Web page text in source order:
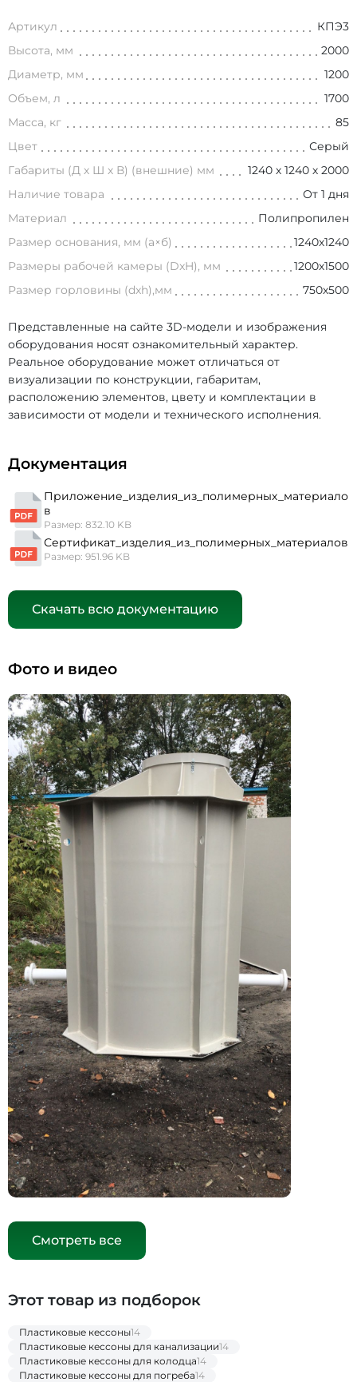
Артикул
КПЭ3
Высота, мм
2000
Диаметр, мм
1200
Объем, л
1700
Масса, кг
85
Цвет
Серый
Габариты (Д х Ш х В) (внешние) мм
1240 х 1240 х 2000
Наличие товара
От 1 дня
Материал
Полипропилен
Размер основания, мм (а×б)
1240х1240
Размеры рабочей камеры (DxH), мм
1200х1500
Размер горловины (dxh),мм
750х500
Представленные на сайте 3D-модели и изображения
оборудования носят ознакомительный характер.
Реальное оборудование может отличаться от
визуализации по конструкции, габаритам,
расположению элементов, цвету и комплектации в
зависимости от модели и технического исполнения.
Документация
Приложение_изделия_из_полимерных_материало
в
Размер: 832.10 KB
Сертификат_изделия_из_полимерных_материалов
Размер: 951.96 KB
Скачать всю документацию
Фото и видео
Смотреть все
Этот товар из подборок
Пластиковые кессоны14
Пластиковые кессоны для канализации14
Пластиковые кессоны для колодца14
Пластиковые кессоны для погреба14